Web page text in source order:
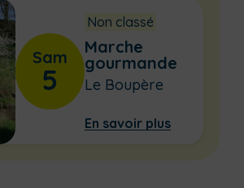
Sam
5
Non classé
Marche
gourmande
Le Boupère
En savoir plus